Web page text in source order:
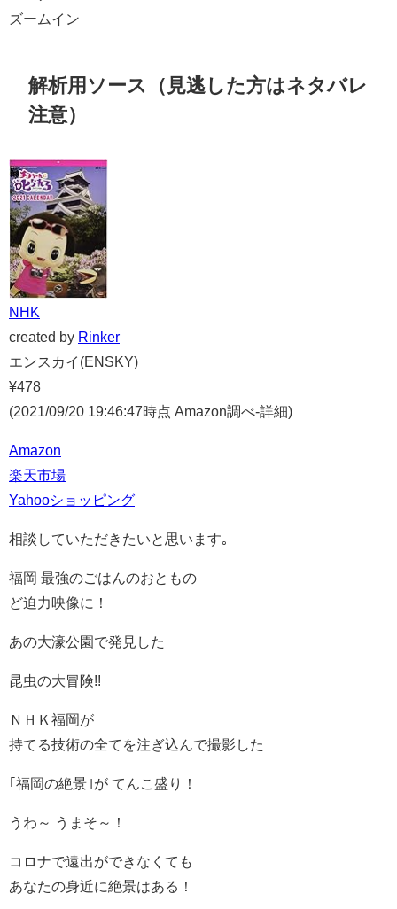
ズームイン
解析用ソース（見逃した方はネタバレ
注意）
NHK
created by Rinker
エンスカイ(ENSKY)
¥478
(2021/09/20 19:46:47時点 Amazon調べ-詳細)
Amazon
楽天市場
Yahooショッピング
相談していただきたいと思います｡
福岡 最強のごはんのおともの
ど迫力映像に！
あの大濠公園で発見した
昆虫の大冒険!!
ＮＨＫ福岡が
持てる技術の全てを注ぎ込んで撮影した
｢福岡の絶景｣が てんこ盛り！
うわ～ うまそ～！
コロナで遠出ができなくても
あなたの身近に絶景はある！